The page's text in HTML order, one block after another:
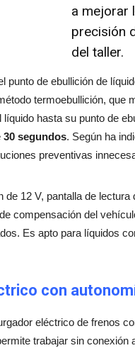
a mejorar
precisión
del taller.
punto de ebullición de
termoebullición, que
líquido hasta su punto de
30 segundos. Según ha
preventivas
12 V, pantalla de
compensación del
Es apto para líquidos
con
eléctrico de frenos
trabajar sin conexión